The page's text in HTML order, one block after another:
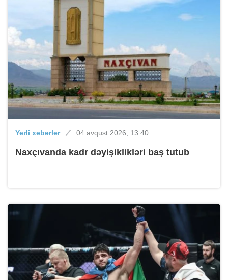
Yerli xəbərlər 04 avqust 2026, 13:40
Naxçıvanda kadr dəyişiklikləri baş tutub